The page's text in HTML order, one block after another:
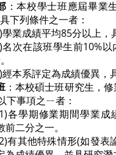
：本校學士班應屆畢業
下列條件之一者：
學業成績平均85分以上，
名次在該班學生前10%以
經本系評定為成績優異，
：本校碩士班研究生，修
下事項之ㄧ者：
各學期修業期間學業成
前二分之一。
有其他特殊情形(如發表